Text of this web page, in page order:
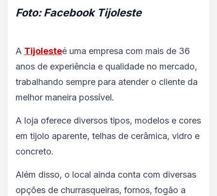
Foto: Facebook Tijoleste
A Tijolesteé uma empresa com mais de 36
anos de experiência e qualidade no mercado,
trabalhando sempre para atender o cliente da
melhor maneira possível.
A loja oferece diversos tipos, modelos e cores
em tijolo aparente, telhas de cerâmica, vidro e
concreto.
Além disso, o local ainda conta com diversas
opções de churrasqueiras, fornos, fogão a